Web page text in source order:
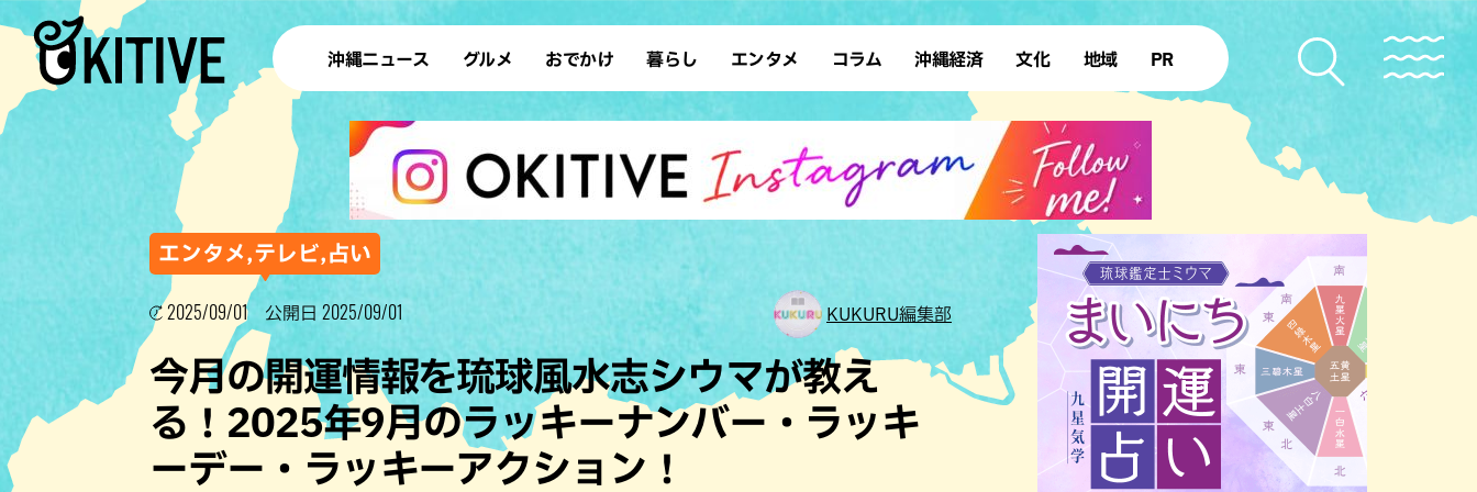
沖縄ニュース グルメ
ラーメン 沖縄そば
テイクアウト カフェ
すし・魚料理 和食・日本料理
イタリアン
フレンチ
ステーキ・焼肉 焼鳥・串料理
その他の肉料理 居酒屋・バー
ブッフェ・バイキング スイーツ
おでかけ
デート ドライブ
散歩 ソロ活
歴史
アート
ホテル
サウナ 公園
沖縄の海
暮らし
レシピ SDGs
ファッション ローカルニュース
沖縄移住 沖縄旧暦行事
エンタメ
スポーツ 占い
タレント・芸人 テレビ
コラム 沖縄経済 文化
復帰50年
地域
本島北部
本島南部 先島諸島
北部離島
PR
エンタメ,テレビ,占い
2025/09/01 公開日 2025/09/01 KUKURU編集部
今月の開運情報を琉球風水志シウマが教え
る！2025年9月のラッキーナンバー・ラッキ
ーデー・ラッキーアクション！